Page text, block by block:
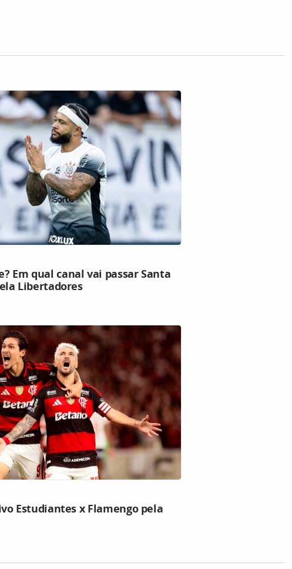
Em qual canal vai passar Santa
Libertadores
Estudiantes x Flamengo pela